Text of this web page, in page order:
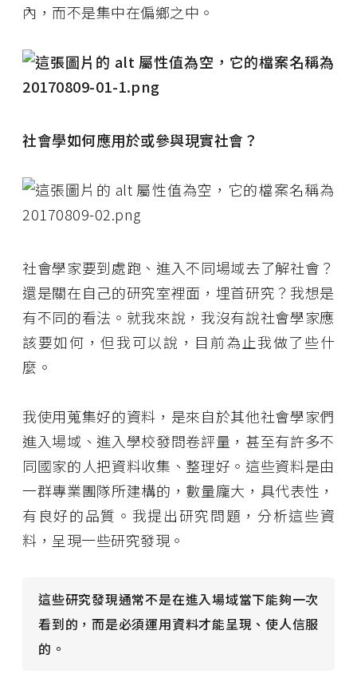
內，而不是集中在偏鄉之中。
社會學如何應用於或參與現實社會？
社會學家要到處跑、進入不同場域去了解社會？
還是關在自己的研究室裡面，埋首研究？我想是
有不同的看法。就我來說，我沒有說社會學家應
該要如何，但我可以說，目前為止我做了些什
麼。
我使用蒐集好的資料，是來自於其他社會學家們
進入場域、進入學校發問卷評量，甚至有許多不
同國家的人把資料收集、整理好。這些資料是由
一群專業團隊所建構的，數量龐大，具代表性，
有良好的品質。我提出研究問題，分析這些資
料，呈現一些研究發現。
這些研究發現通常不是在進入場域當下能夠一次
看到的，而是必須運用資料才能呈現、使人信服
的。